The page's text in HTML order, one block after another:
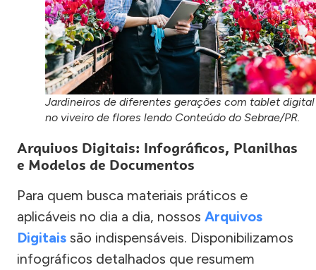
Jardineiros de diferentes gerações com tablet digital
no viveiro de flores lendo Conteúdo do Sebrae/PR.
Arquivos Digitais: Infográficos, Planilhas
e Modelos de Documentos
Para quem busca materiais práticos e
aplicáveis no dia a dia, nossos Arquivos
Digitais são indispensáveis. Disponibilizamos
infográficos detalhados que resumem